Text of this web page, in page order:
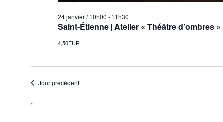
Saint-Étienne | Atelier « Théâtre d’ombres »
24 janvier / 10h00 - 11h30
4,50EUR
Jour précédent